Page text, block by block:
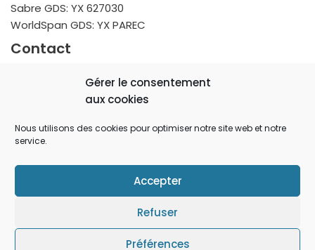
Gérer le consentement
aux cookies
Nous utilisons des cookies pour optimiser notre site web et notre
service.
Accepter
Refuser
Préférences
Sabre GDS: YX 627030
WorldSpan GDS: YX PAREC
Contact
FRANCE
reservation@ecapitolparis.com
Tous droits réservés - Site Officiel de l'Hôtel Eiffel
Capitol - © 2023 - Gestion hôtelière par l'Agence Crého
Mention légales-